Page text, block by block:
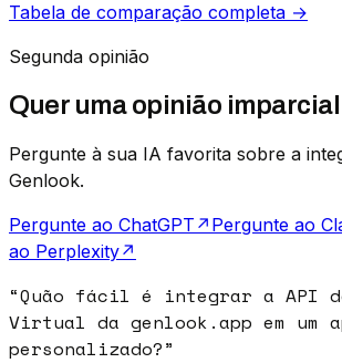
Tabela de comparação completa →
Segunda opinião
Quer uma opinião
Pergunte à sua IA favorita sobre a
Genlook.
Pergunte ao ChatGPT ↗ Pergunte ao
ao Perplexity↗
“Quão fácil é integrar a API
Virtual da genlook.app em um
personalizado?”